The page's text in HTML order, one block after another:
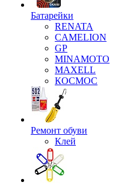
Батарейки
RENATA
CAMELION
GP
MINAMOTO
MAXELL
КОСМОС
Ремонт обуви
Клей